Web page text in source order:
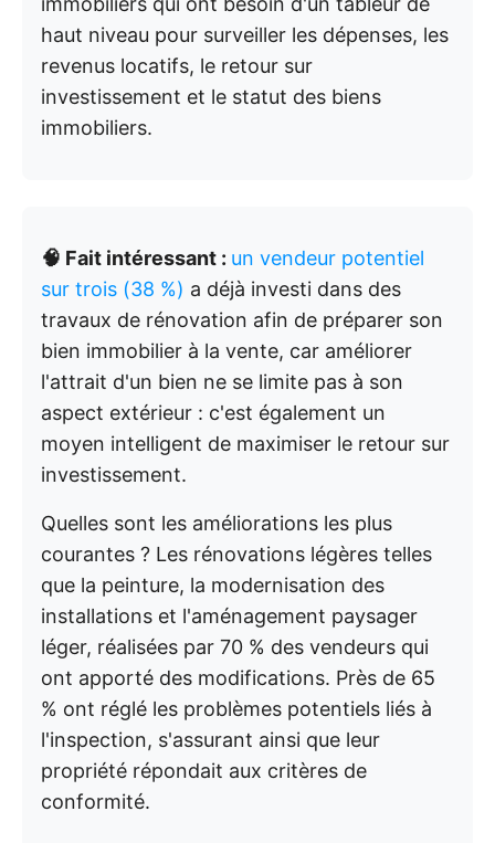
haut niveau pour surveiller les dépenses, les
revenus locatifs, le retour sur
investissement et le statut des biens
immobiliers.
🧠 Fait intéressant : un vendeur potentiel
sur trois (38 %) a déjà investi dans des
travaux de rénovation afin de préparer son
bien immobilier à la vente, car améliorer
l'attrait d'un bien ne se limite pas à son
aspect extérieur : c'est également un
moyen intelligent de maximiser le retour sur
investissement.
Quelles sont les améliorations les plus
courantes ? Les rénovations légères telles
que la peinture, la modernisation des
installations et l'aménagement paysager
léger, réalisées par 70 % des vendeurs qui
ont apporté des modifications. Près de 65
% ont réglé les problèmes potentiels liés à
l'inspection, s'assurant ainsi que leur
propriété répondait aux critères de
conformité.